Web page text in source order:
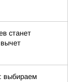
станет
выбираем